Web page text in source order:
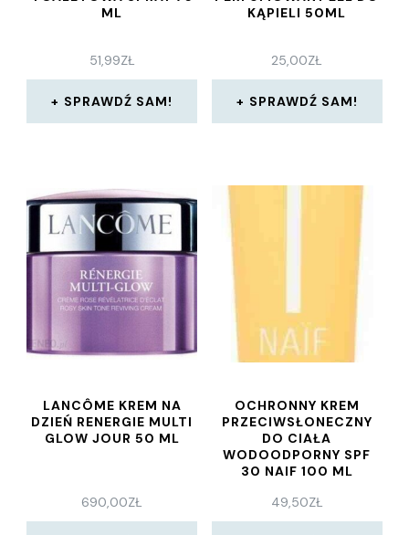
ML
51,99ZŁ
SPRAWDŹ SAM!
KĄPIELI 50ML
25,00ZŁ
SPRAWDŹ SAM!
LANCÔME KREM NA
DZIEŃ RENERGIE MULTI
GLOW JOUR 50 ML
690,00ZŁ
OCHRONNY KREM
PRZECIWSŁONECZNY
DO CIAŁA
WODOODPORNY SPF
30 NAIF 100 ML
49,50ZŁ